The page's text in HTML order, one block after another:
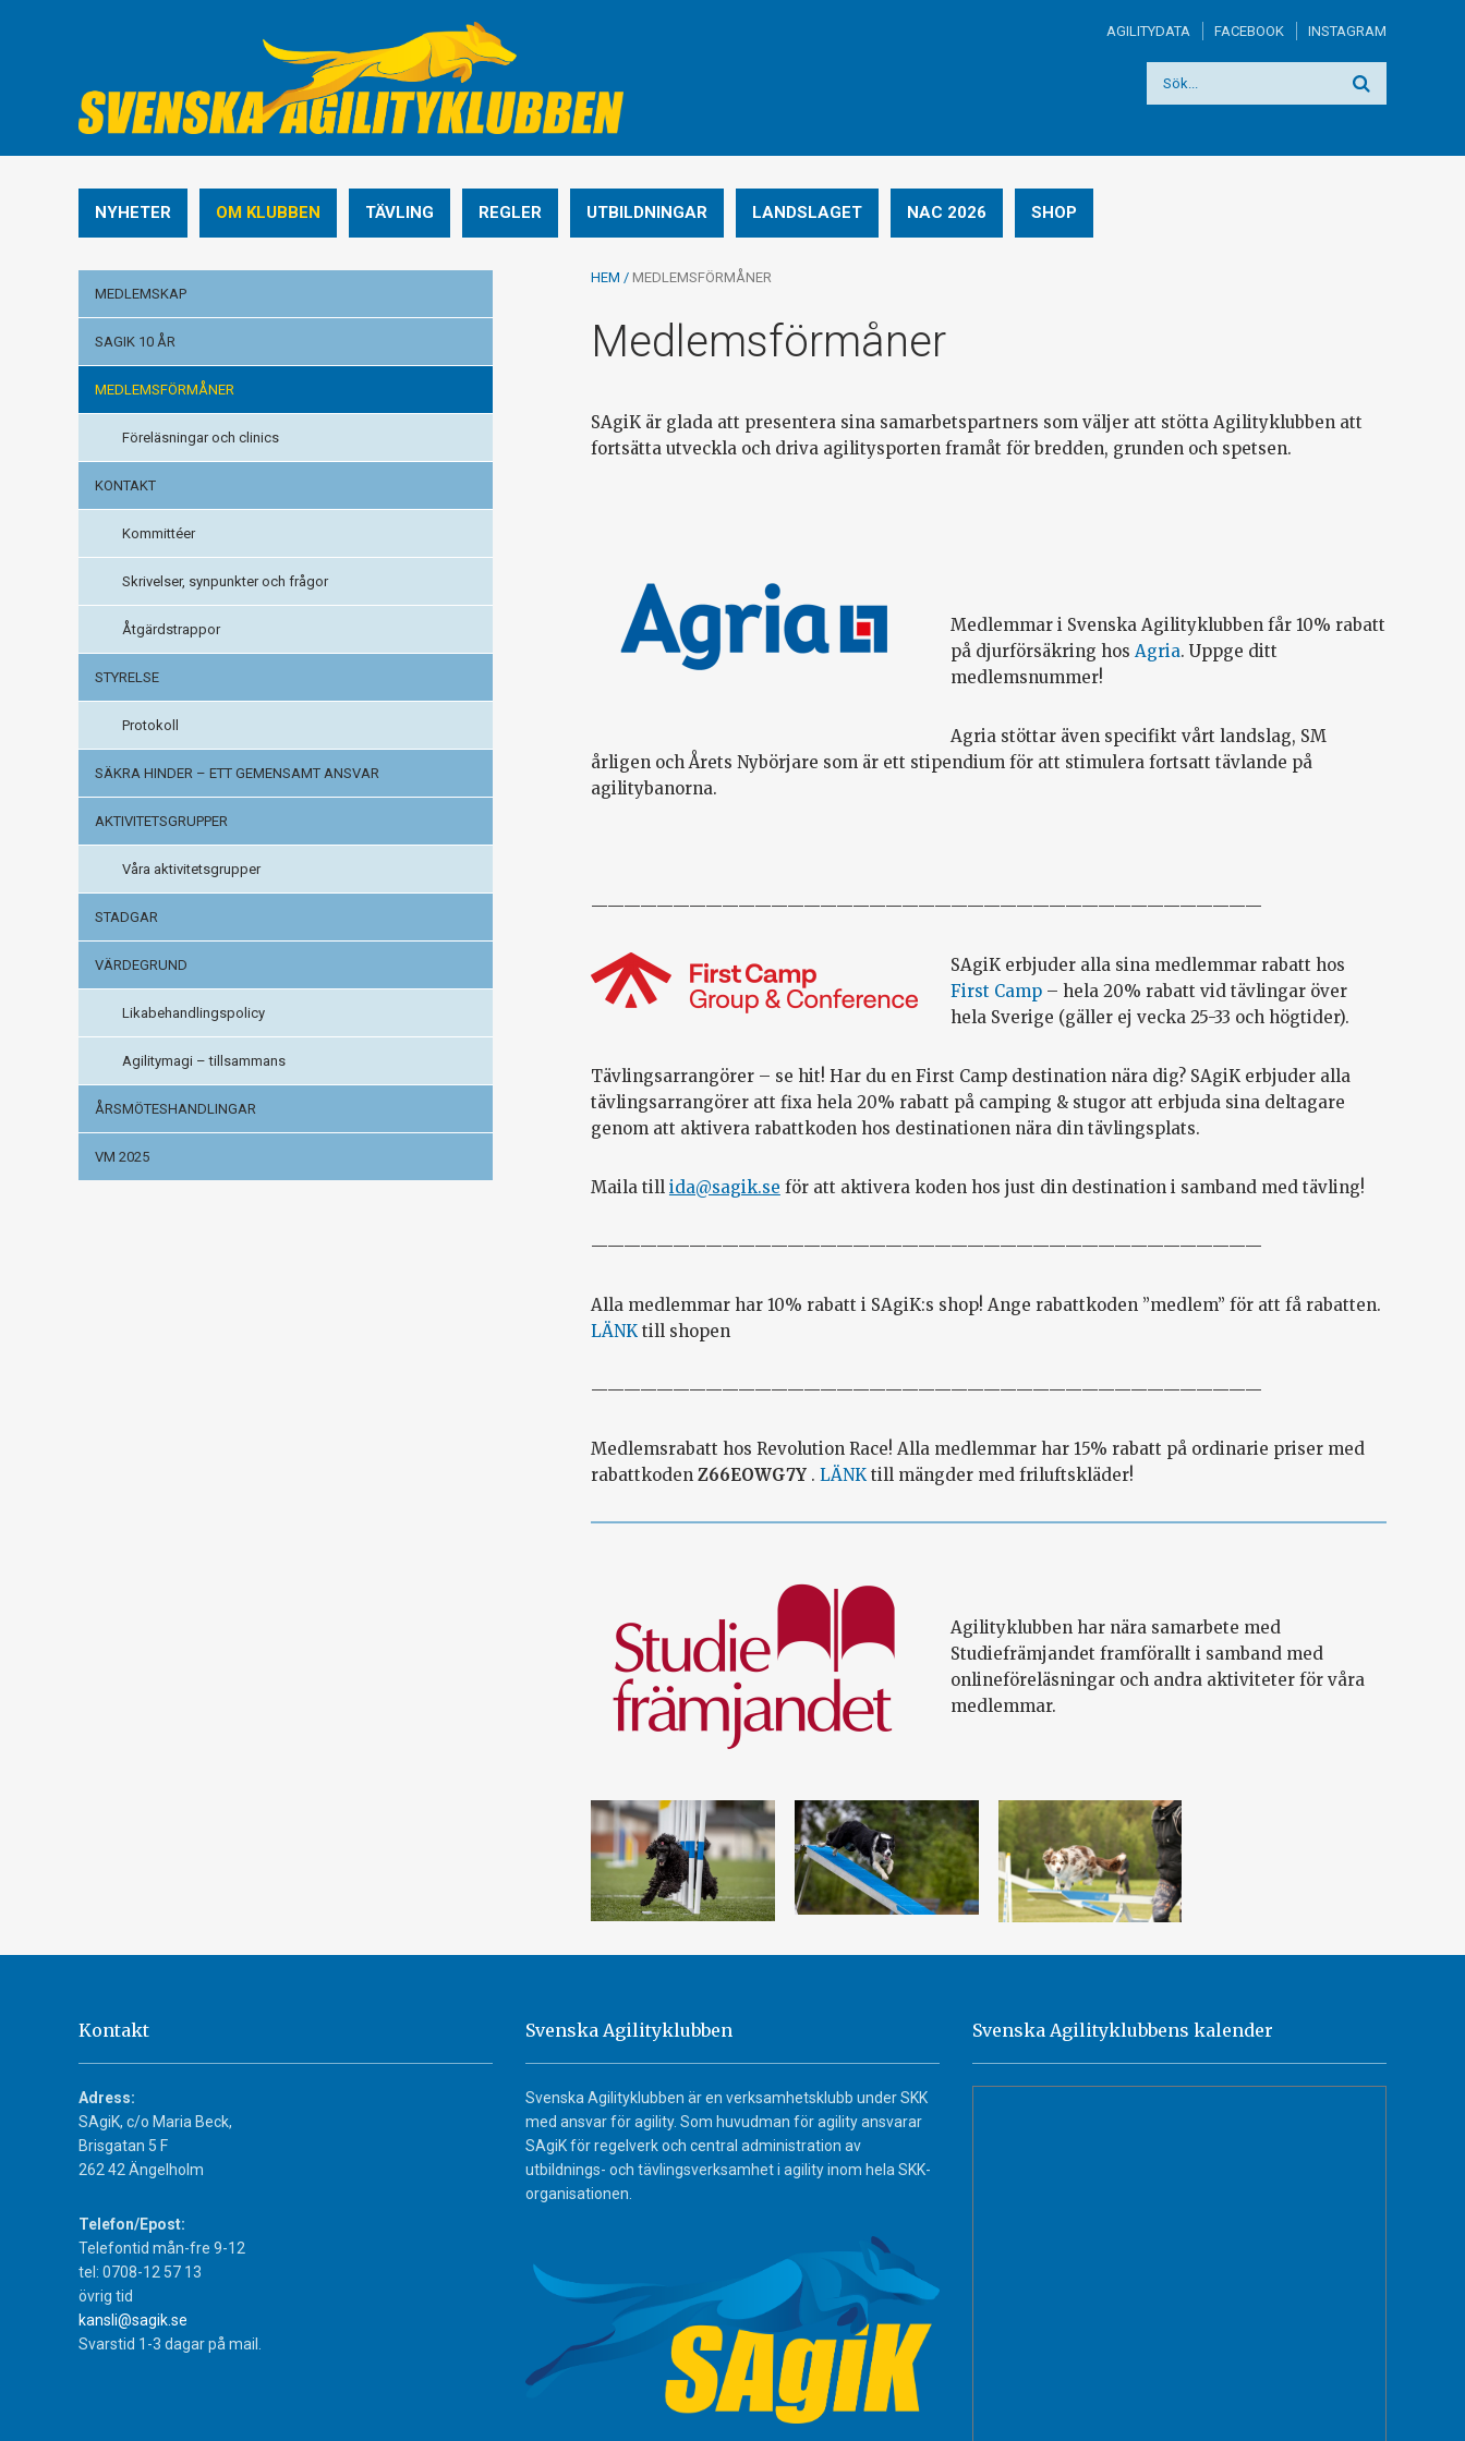
AGILITYDATA FACEBOOK INSTAGRAM
NYHETER OM KLUBBEN TÄVLING REGLER UTBILDNINGAR LANDSLAGET NAC 2026 SHOP
MEDLEMSKAP
SAGIK 10 ÅR
MEDLEMSFÖRMÅNER
Föreläsningar och clinics
KONTAKT
Kommittéer
Skrivelser, synpunkter och frågor
Åtgärdstrappor
STYRELSE
Protokoll
SÄKRA HINDER – ETT GEMENSAMT ANSVAR
AKTIVITETSGRUPPER
Våra aktivitetsgrupper
STADGAR
VÄRDEGRUND
Likabehandlingspolicy
Agilitymagi – tillsammans
ÅRSMÖTESHANDLINGAR
VM 2025
HEM / MEDLEMSFÖRMÅNER
Medlemsförmåner
SAgiK är glada att presentera sina samarbetspartners som väljer att stötta Agilityklubben att
fortsätta utveckla och driva agilitysporten framåt för bredden, grunden och spetsen.
Medlemmar i Svenska Agilityklubben får 10% rabatt
på djurförsäkring hos Agria. Uppge ditt
medlemsnummer!
Agria stöttar även specifikt vårt landslag, SM
årligen och Årets Nybörjare som är ett stipendium för att stimulera fortsatt tävlande på
agilitybanorna.
—————————————————————————————————————————
SAgiK erbjuder alla sina medlemmar rabatt hos
First Camp– hela 20% rabatt vid tävlingar över
hela Sverige (gäller ej vecka 25-33 och högtider).
Tävlingsarrangörer – se hit! Har du en First Camp destination nära dig? SAgiK erbjuder alla
tävlingsarrangörer att fixa hela 20% rabatt på camping & stugor att erbjuda sina deltagare
genom att aktivera rabattkoden hos destinationen nära din tävlingsplats.
Maila till ida@sagik.se för att aktivera koden hos just din destination i samband med tävling!
—————————————————————————————————————————
Alla medlemmar har 10% rabatt i SAgiK:s shop! Ange rabattkoden ”medlem” för att få rabatten.
LÄNKtill shopen
—————————————————————————————————————————
Medlemsrabatt hos Revolution Race! Alla medlemmar har 15% rabatt på ordinarie priser med
rabattkoden Z66EOWG7Y. LÄNKtill mängder med friluftskläder!
Agilityklubben har nära samarbete med
Studiefrämjandet framförallt i samband med
onlineföreläsningar och andra aktiviteter för våra
medlemmar.
Kontakt
Adress:
SAgiK, c/o Maria Beck,
Brisgatan 5 F
262 42 Ängelholm
Telefon/Epost:
Telefontid mån-fre 9-12
tel: 0708-12 57 13
övrig tid
kansli@sagik.se
Svarstid 1-3 dagar på mail.
Svenska Agilityklubben
Svenska Agilityklubben är en verksamhetsklubb under SKK
med ansvar för agility. Som huvudman för agility ansvarar
SAgiK för regelverk och central administration av
utbildnings- och tävlingsverksamhet i agility inom hela SKK-
organisationen.
Svenska Agilityklubbens kalender